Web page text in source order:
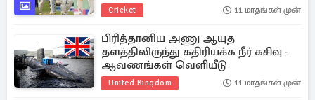
Cricket 11 மாதங்கள் முன்
பிரித்தானிய அணு ஆயுத
தளத்திலிருந்து கதிரியக்க நீர் கசிவு -
ஆவணங்கள் வெளியீடு
United Kingdom 11 மாதங்கள் முன்